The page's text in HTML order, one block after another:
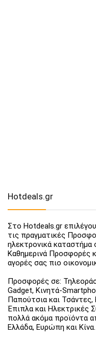
Hotdeals.gr
Στο Hotdeals.gr
τις πραγματικές
ηλεκτρονικά καταστήμα
Καθημερινά Προσφορές
αγορές σας πιο
Προσφορές σε:
Gadget, Κινητά-
Παπούτσια και
Έπιπλα και Ηλεκτρικές
πολλά ακόμα προϊόντα
Ελλάδα, Ευρώπη και Κίνα.